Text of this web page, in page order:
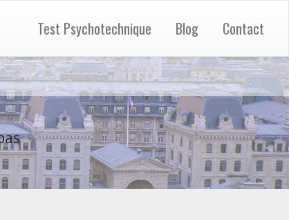
Test Psychotechnique Blog Contact